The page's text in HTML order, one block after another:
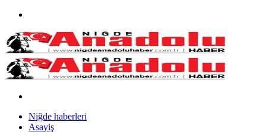
Niğde haberleri
Asayiş